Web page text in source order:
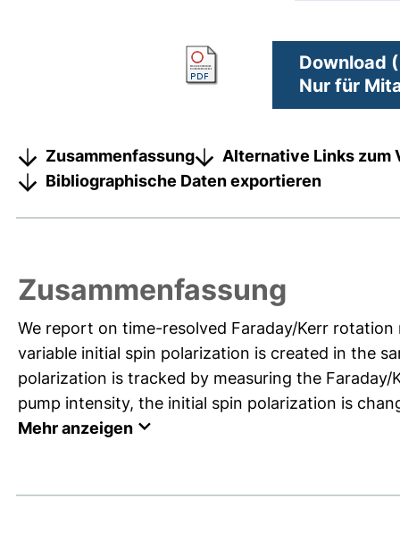
Download
Nur für
Zusammenfassung
Alternative Links zum
Bibliographische Daten exportieren
Zusammenfassung
We report on time-resolved Faraday/Kerr
variable initial spin polarization is created in the
polarization is tracked by measuring the
pump intensity, the initial spin polarization is
Mehr anzeigen